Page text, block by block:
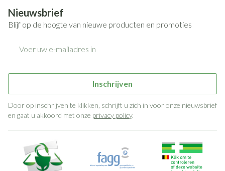
Nieuwsbrief
Blijf op de hoogte van nieuwe producten en promoties
Inschrijven
Door op inschrijven te klikken, schrijft u zich in voor onze nieuwsbrief
en gaat u akkoord met onze privacy policy.